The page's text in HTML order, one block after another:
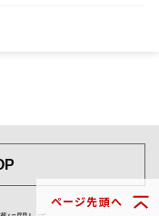
ページ先頭へ